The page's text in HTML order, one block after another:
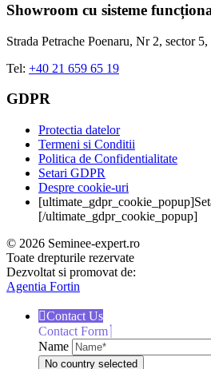
Showroom cu sisteme
Strada Petrache Poenaru, Nr 2, sector
Tel: +40 21 659 65 19
GDPR
Protectia datelor
Termeni si Conditii
Politica de Confidentialitate
Setari GDPR
Despre cookie-uri
[/ultimate_gdpr_cookie_popup]
© 2026 Seminee-expert.ro
Toate drepturile rezervate
Dezvoltat si promovat de:
Agentia Fortin
Contact Us
Contact Form
Name
No country selected